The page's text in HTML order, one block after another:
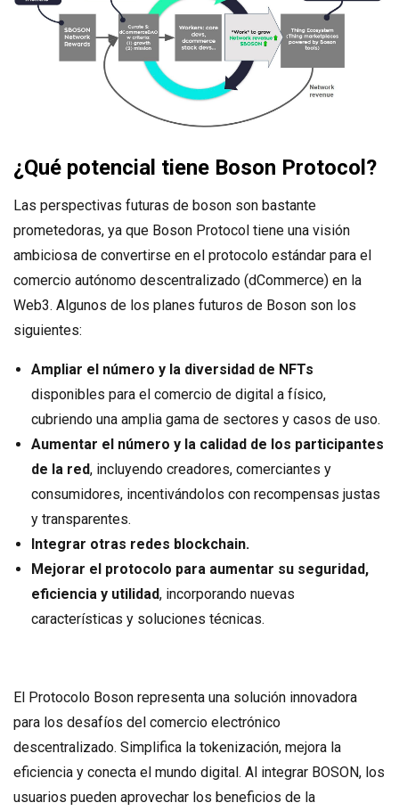
¿Qué potencial tiene Boson Protocol?
Las perspectivas futuras de boson son bastante
prometedoras, ya que Boson Protocol tiene una visión
ambiciosa de convertirse en el protocolo estándar para el
comercio autónomo descentralizado (dCommerce) en la
Web3. Algunos de los planes futuros de Boson son los
siguientes:
Ampliar el número y la diversidad de NFTs
disponibles para el comercio de digital a físico,
cubriendo una amplia gama de sectores y casos de uso.
Aumentar el número y la calidad de los participantes
de la red, incluyendo creadores, comerciantes y
consumidores, incentivándolos con recompensas justas
y transparentes.
Integrar otras redes blockchain.
Mejorar el protocolo para aumentar su seguridad,
eficiencia y utilidad, incorporando nuevas
características y soluciones técnicas.
El Protocolo Boson representa una solución innovadora
para los desafíos del comercio electrónico
descentralizado. Simplifica la tokenización, mejora la
eficiencia y conecta el mundo digital. Al integrar BOSON, los
usuarios pueden aprovechar los beneficios de la